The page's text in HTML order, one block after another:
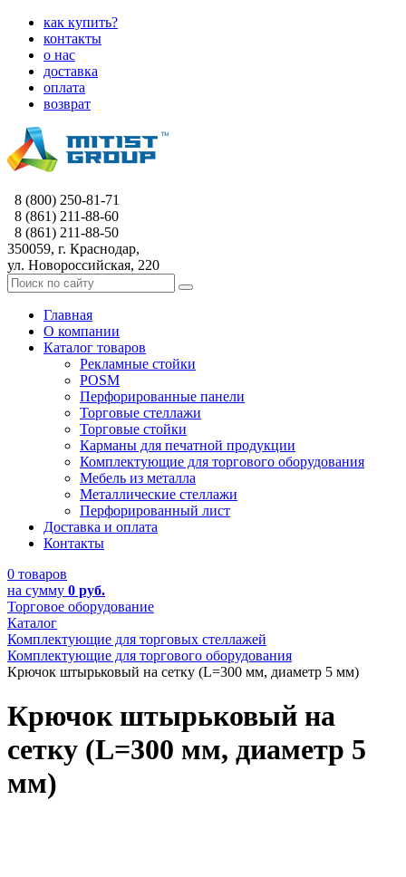
как купить?
контакты
о нас
доставка
оплата
возврат
8 (800) 250-81-71
8 (861) 211-88-60
8 (861) 211-88-50
350059, г. Краснодар,
ул. Новороссийская, 220
Главная
О компании
Каталог товаров
Рекламные стойки
POSM
Перфорированные панели
Торговые стеллажи
Торговые стойки
Карманы для печатной продукции
Комплектующие для торгового оборудования
Мебель из металла
Металлические стеллажи
Перфорированный лист
Доставка и оплата
Контакты
0 товаров
на сумму 0 руб.
Торговое оборудование
Каталог
Комплектующие для торговых стеллажей
Комплектующие для торгового оборудования
Крючок штырьковый на сетку (L=300 мм, диаметр 5 мм)
Крючок штырьковый на
сетку (L=300 мм, диаметр 5
мм)